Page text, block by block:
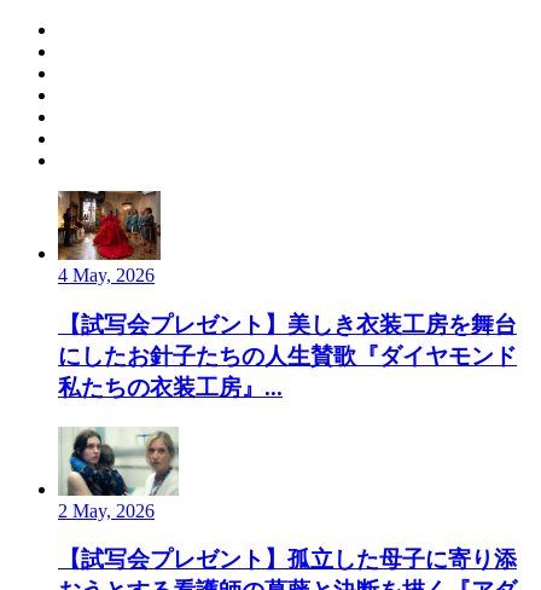
4 May, 2026
【試写会プレゼント】美しき衣装工房を舞台
にしたお針子たちの人生賛歌『ダイヤモンド
私たちの衣装工房』...
2 May, 2026
【試写会プレゼント】孤立した母子に寄り添